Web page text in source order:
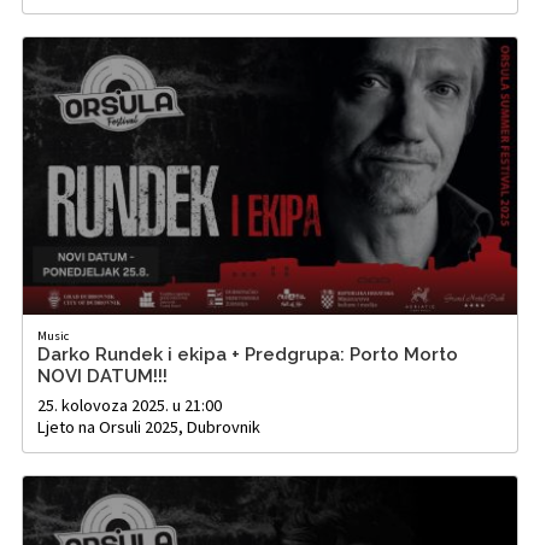
Music
Darko Rundek i ekipa + Predgrupa: Porto Morto
NOVI DATUM!!!
25. kolovoza 2025. u 21:00
Ljeto na Orsuli 2025, Dubrovnik